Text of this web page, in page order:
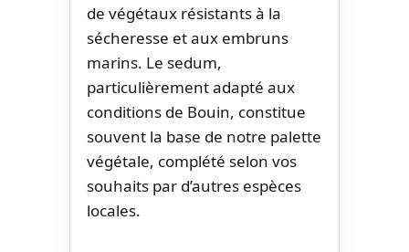
de végétaux résistants à la
sécheresse et aux embruns
marins. Le sedum,
particulièrement adapté aux
conditions de Bouin, constitue
souvent la base de notre palette
végétale, complété selon vos
souhaits par d’autres espèces
locales.